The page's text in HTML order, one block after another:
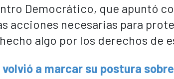
Democrático, que apuntó
acciones necesarias para
algo por los derechos de
volvió a marcar su postura